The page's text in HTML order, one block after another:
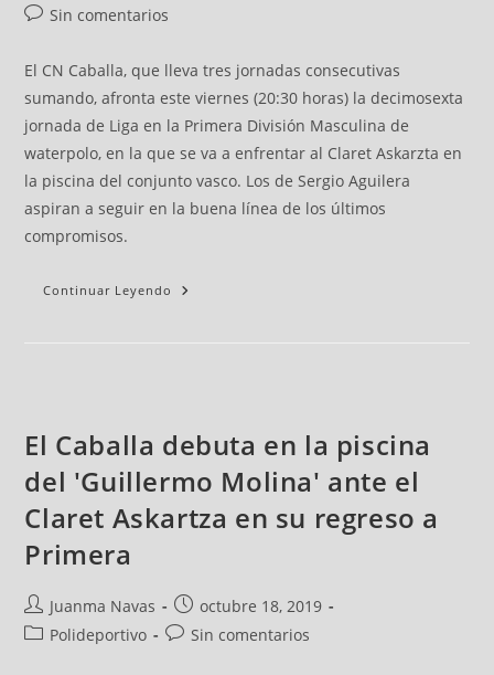
Sin comentarios
El CN Caballa, que lleva tres jornadas consecutivas
sumando, afronta este viernes (20:30 horas) la decimosexta
jornada de Liga en la Primera División Masculina de
waterpolo, en la que se va a enfrentar al Claret Askarzta en
la piscina del conjunto vasco. Los de Sergio Aguilera
aspiran a seguir en la buena línea de los últimos
compromisos.
Continuar Leyendo
El Caballa debuta en la piscina
del 'Guillermo Molina' ante el
Claret Askartza en su regreso a
Primera
Juanma Navas
octubre 18, 2019
Polideportivo
Sin comentarios